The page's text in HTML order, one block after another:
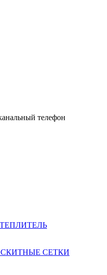
телефон
СЕТКИ